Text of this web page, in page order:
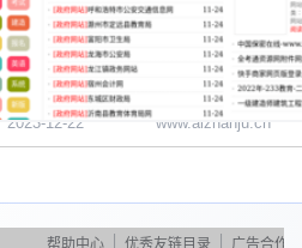
2023-12-22 www.aizhanju.cn
帮助中心 优秀友链目录 广告合作